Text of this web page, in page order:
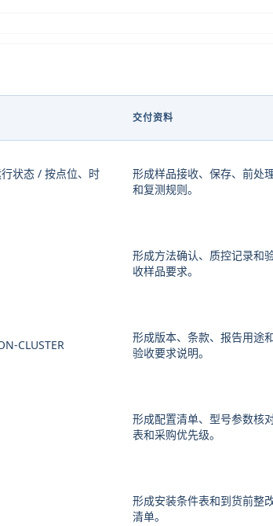
交付资料
状态 / 按点位、时
形成样品接收、保存、前处
和复测规则。
形成方法确认、质控记录和
收样品要求。
CLUSTER
形成版本、条款、报告用途
验收要求说明。
形成配置清单、型号参数核
表和采购优先级。
形成安装条件表和到货前整
清单。